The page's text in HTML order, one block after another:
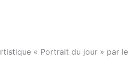
« Portrait du jour » par le